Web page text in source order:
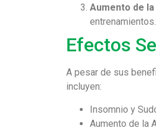
Aumento de
entrenamientos.
Efectos
A pesar de sus
incluyen:
Insomnio y
Aumento de la